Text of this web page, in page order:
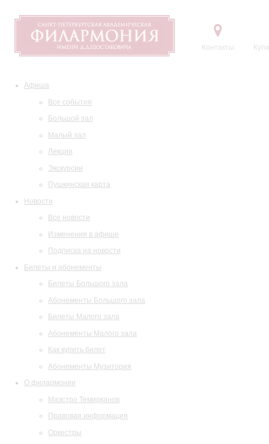
Контакты
Афиша
Все события
Большой зал
Малый зал
Лекции
Экскурсии
Пушкинская карта
Новости
Все новости
Изменения в афише
Подписка на новости
Билеты и абонементы
Билеты Большого зала
Абонементы Большого зала
Билеты Малого зала
Абонементы Малого зала
Как купить билет
Абонементы Музитория
О филармонии
Маэстро Темирканов
Правовая информация
Оркестры